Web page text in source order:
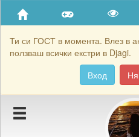
Ти си ГОСТ в момента. Влез в
ползваш всички екстри в Djagi.
Вход
Приятели
Хронология на игри
Подаръците на E_M_I_L_I